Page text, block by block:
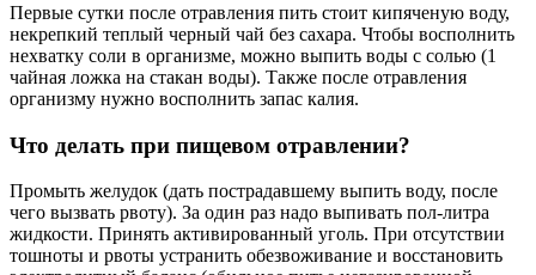
Первые сутки после отравления пить стоит кипяченую воду,
некрепкий теплый черный чай без сахара. Чтобы восполнить
нехватку соли в организме, можно выпить воды с солью (1
чайная ложка на стакан воды). Также после отравления
организму нужно восполнить запас калия.
Что делать при пищевом отравлении?
Промыть желудок (дать пострадавшему выпить воду, после
чего вызвать рвоту). За один раз надо выпивать пол-литра
жидкости. Принять активированный уголь. При отсутствии
тошноты и рвоты устранить обезвоживание и восстановить